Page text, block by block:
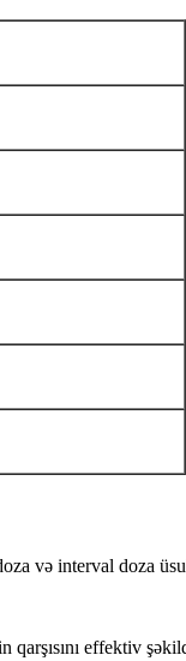
və interval doza
effektiv